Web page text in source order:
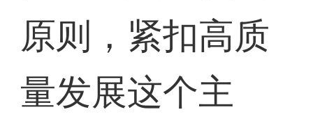
原则，紧扣高质
量发展这个主